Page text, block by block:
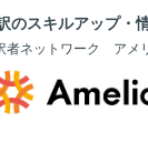
のスキルアップ・
者ネットワーク アメ